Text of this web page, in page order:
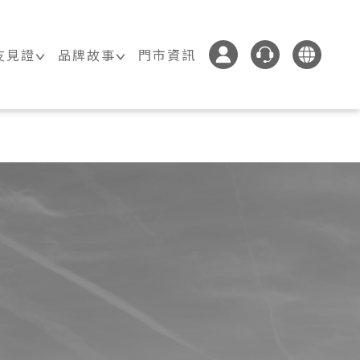
見證 品牌故事 門市資訊